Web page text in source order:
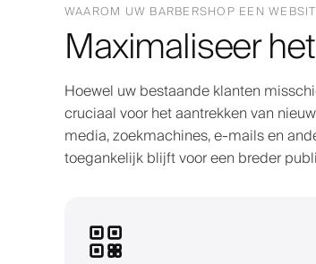
WAAROM UW BARBERSHOP EEN
Maximaliseer
Hoewel uw bestaande klanten
cruciaal voor het aantrekken van
media, zoekmachines, e-mails en
toegankelijk blijft voor een breder